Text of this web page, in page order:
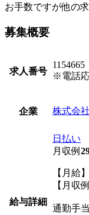
お手数ですが他の
募集概要
求人番号
1154665
※電話応
企業 株式会
給与詳細
日払い
月収例
【月給
【月収
通勤手